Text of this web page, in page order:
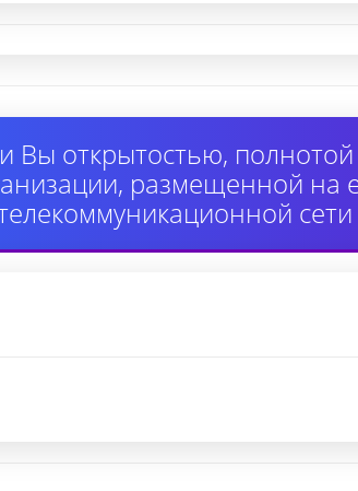
Вы открытостью,
размещенной на
сети